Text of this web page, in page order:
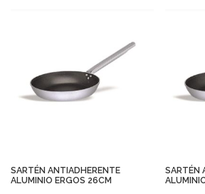
SARTÉN ANTIADHERENTE
ALUMINIO ERGOS 26CM
SARTÉN